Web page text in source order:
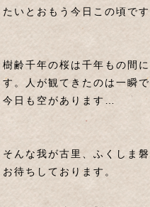
たいとおもう今日この頃です
樹齢千年の桜は千年もの間
す。人が観てきたのは一瞬で
今日も空があります…
そんな我が古里、ふくしま磐
お待ちしております。